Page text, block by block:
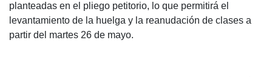
planteadas en el pliego petitorio, lo que permitirá el
levantamiento de la huelga y la reanudación de clases a
partir del martes 26 de mayo.